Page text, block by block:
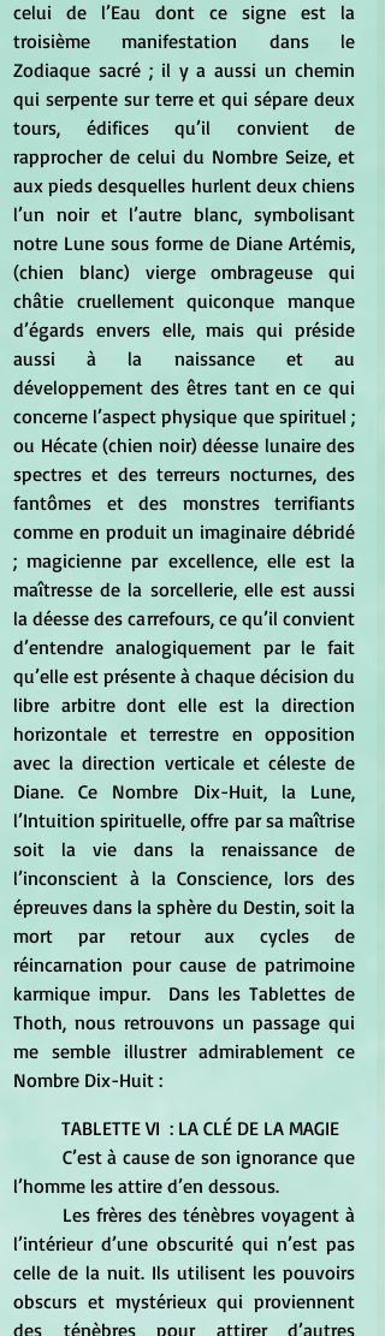
celui de l’Eau dont ce signe est la
troisième manifestation dans le
Zodiaque sacré ; il y a aussi un chemin
qui serpente sur terre et qui sépare deux
tours, édifices qu’il convient de
rapprocher de celui du Nombre Seize, et
aux pieds desquelles hurlent deux chiens
l’un noir et l’autre blanc, symbolisant
notre Lune sous forme de Diane Artémis,
(chien blanc) vierge ombrageuse qui
châtie cruellement quiconque manque
d’égards envers elle, mais qui préside
aussi à la naissance et au
développement des êtres tant en ce qui
concerne l’aspect physique que spirituel ;
ou Hécate (chien noir) déesse lunaire des
spectres et des terreurs nocturnes, des
fantômes et des monstres terrifiants
comme en produit un imaginaire débridé
; magicienne par excellence, elle est la
maîtresse de la sorcellerie, elle est aussi
la déesse des carrefours, ce qu’il convient
d’entendre analogiquement par le fait
qu’elle est présente à chaque décision du
libre arbitre dont elle est la direction
horizontale et terrestre en opposition
avec la direction verticale et céleste de
Diane. Ce Nombre Dix-Huit, la Lune,
l’Intuition spirituelle, offre par sa maîtrise
soit la vie dans la renaissance de
l’inconscient à la Conscience, lors des
épreuves dans la sphère du Destin, soit la
mort par retour aux cycles de
réincarnation pour cause de patrimoine
karmique impur.  Dans les Tablettes de
Thoth, nous retrouvons un passage qui
me semble illustrer admirablement ce
Nombre Dix-Huit :
	TABLETTE VI  : LA CLÉ DE LA MAGIE
l’homme les attire d’en dessous.
l’intérieur d’une obscurité qui n’est pas
celle de la nuit. Ils utilisent les pouvoirs
obscurs et mystérieux qui proviennent
des ténèbres pour attirer d’autres